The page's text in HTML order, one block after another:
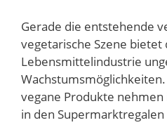
Gerade die entstehende
vegetarische Szene
Lebensmittelindustrie
vegane Produkte
in den